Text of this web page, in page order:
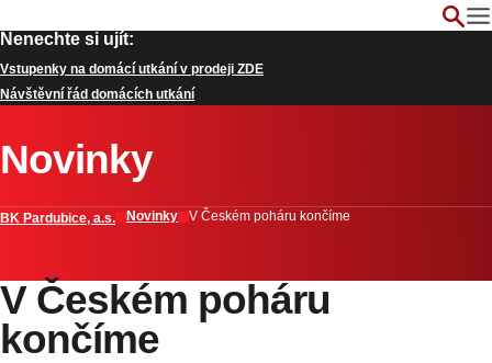
Nenechte si ujít:
Vstupenky na domácí utkání v prodeji ZDE
Návštěvní řád domácích utkání
Novinky
BK Pardubice, a.s. Novinky V Českém poháru končíme
V Českém poháru
končíme